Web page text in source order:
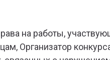
на работы,
Организатор